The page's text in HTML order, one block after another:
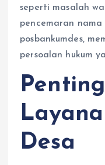
seperti masalah
pencemaran
posbankumdes,
persoalan hukum
Desa